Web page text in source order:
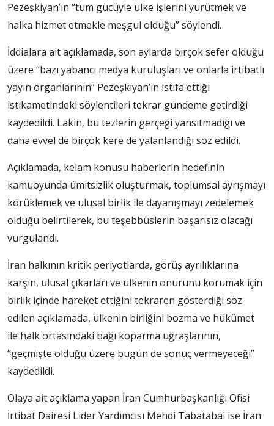
Pezeşkiyan’ın “tüm gücüyle ülke işlerini yürütmek ve
halka hizmet etmekle meşgul olduğu” söylendi.
İddialara ait açıklamada, son aylarda birçok sefer olduğu
üzere “bazı yabancı medya kuruluşları ve onlarla irtibatlı
yayın organlarının” Pezeşkiyan’ın istifa ettiği
istikametindeki söylentileri tekrar gündeme getirdiği
kaydedildi. Lakin, bu tezlerin gerçeği yansıtmadığı ve
daha evvel de birçok kere de yalanlandığı söz edildi.
Açıklamada, kelam konusu haberlerin hedefinin
kamuoyunda ümitsizlik oluşturmak, toplumsal ayrışmayı
körüklemek ve ulusal birlik ile dayanışmayı zedelemek
olduğu belirtilerek, bu teşebbüslerin başarısız olacağı
vurgulandı.
İran halkının kritik periyotlarda, görüş ayrılıklarına
karşın, ulusal çıkarları ve ülkenin onurunu korumak için
birlik içinde hareket ettiğini tekraren gösterdiği söz
edilen açıklamada, ülkenin birliğini bozma ve hükümet
ile halk ortasındaki bağı koparma uğraşlarının,
“geçmişte olduğu üzere bugün de sonuç vermeyeceği”
kaydedildi.
Olaya ait açıklama yapan İran Cumhurbaşkanlığı Ofisi
İrtibat Dairesi Lider Yardımcısı Mehdi Tabatabai ise İran